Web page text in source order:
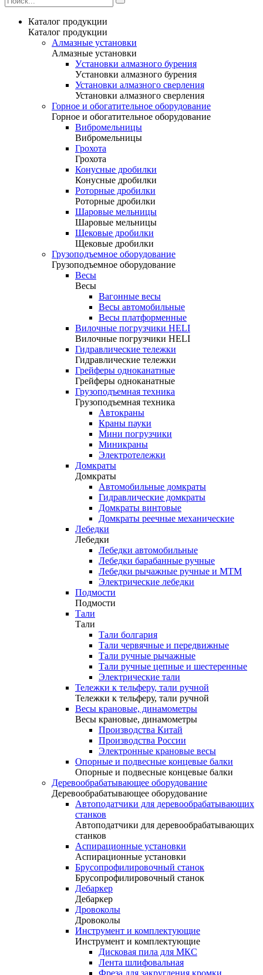
Каталог продукции
Каталог продукции
Алмазные установки
Алмазные установки
Уcтановки алмазного бурения
Уcтановки алмазного бурения
Установки алмазного сверления
Установки алмазного сверления
Горное и обогатительное оборудование
Горное и обогатительное оборудование
Вибромельницы
Вибромельницы
Грохота
Грохота
Конусные дробилки
Конусные дробилки
Роторные дробилки
Роторные дробилки
Шаровые мельницы
Шаровые мельницы
Щековые дробилки
Щековые дробилки
Грузоподъемное оборудование
Грузоподъемное оборудование
Весы
Весы
Вагонные весы
Весы автомобильные
Весы платформенные
Вилочные погрузчики HELI
Вилочные погрузчики HELI
Гидравлические тележки
Гидравлические тележки
Грейферы одноканатные
Грейферы одноканатные
Грузоподъемная техника
Грузоподъемная техника
Автокраны
Краны пауки
Мини погрузчики
Миникраны
Электротележки
Домкраты
Домкраты
Автомобильные домкраты
Гидравлические домкраты
Домкраты винтовые
Домкраты реечные механические
Лебедки
Лебедки
Лебедки автомобильные
Лебедки барабанные ручные
Лебедки рычажные ручные и МТМ
Электрические лебедки
Подмости
Подмости
Тали
Тали
Тали болгария
Тали червячные и передвижные
Тали ручные рычажные
Тали ручные цепные и шестеренные
Электрические тали
Тележки к тельферу, тали ручной
Тележки к тельферу, тали ручной
Весы крановые, динамометры
Весы крановые, динамометры
Производства Китай
Производства России
Электронные крановые весы
Опорные и подвесные концевые балки
Опорные и подвесные концевые балки
Деревообрабатывающее оборудование
Деревообрабатывающее оборудование
Автоподатчики для деревообрабатывающих
станков
Автоподатчики для деревообрабатывающих
станков
Аспирационные установки
Аспирационные установки
Брусопрофилировочный станок
Брусопрофилировочный станок
Дебаркер
Дебаркер
Дровоколы
Дровоколы
Инструмент и комплектующие
Инструмент и комплектующие
Дисковая пила для МКС
Лента шлифовальная
Фреза для закругления кромки